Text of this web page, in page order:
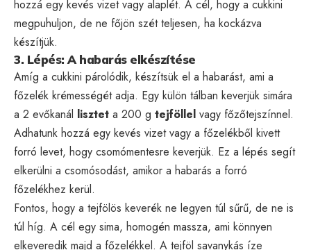
hozzá egy kevés vizet vagy alaplét. A cél, hogy a cukkini
megpuhuljon, de ne főjön szét teljesen, ha kockázva
készítjük.
3. Lépés: A habarás elkészítése
Amíg a cukkini párolódik, készítsük el a habarást, ami a
főzelék krémességét adja. Egy külön tálban keverjük simára
a 2 evőkanál lisztet a 200 g tejföllel vagy főzőtejszínnel.
Adhatunk hozzá egy kevés vizet vagy a főzelékből kivett
forró levet, hogy csomómentesre keverjük. Ez a lépés segít
elkerülni a csomósodást, amikor a habarás a forró
főzelékhez kerül.
Fontos, hogy a tejfölös keverék ne legyen túl sűrű, de ne is
túl híg. A cél egy sima, homogén massza, ami könnyen
elkeveredik majd a főzelékkel. A tejföl savanykás íze